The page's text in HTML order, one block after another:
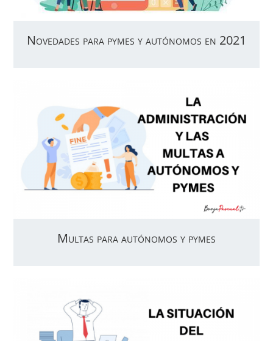
Novedades para pymes y autónomos en 2021
Multas para autónomos y pymes